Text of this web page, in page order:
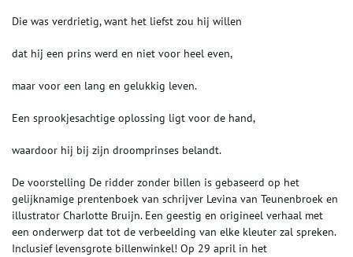
Die was verdrietig, want het liefst zou hij willen
dat hij een prins werd en niet voor heel even,
maar voor een lang en gelukkig leven.
Een sprookjesachtige oplossing ligt voor de hand,
waardoor hij bij zijn droomprinses belandt.
De voorstelling De ridder zonder billen is gebaseerd op het
gelijknamige prentenboek van schrijver Levina van Teunenbroek en
illustrator Charlotte Bruijn. Een geestig en origineel verhaal met
een onderwerp dat tot de verbeelding van elke kleuter zal spreken.
Inclusief levensgrote billenwinkel! Op 29 april in het